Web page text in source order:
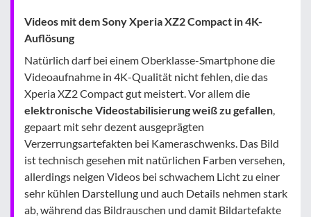
Videos mit dem Sony Xperia XZ2 Compact in 4K-
Auflösung
Natürlich darf bei einem Oberklasse-Smartphone die
Videoaufnahme in 4K-Qualität nicht fehlen, die das
Xperia XZ2 Compact gut meistert. Vor allem die
elektronische Videostabilisierung weiß zu gefallen
gepaart mit sehr dezent ausgeprägten
Verzerrungsartefakten bei Kameraschwenks. Das Bild
ist technisch gesehen mit natürlichen Farben versehen,
allerdings neigen Videos bei schwachem Licht zu einer
sehr kühlen Darstellung und auch Details nehmen stark
ab, während das Bildrauschen und damit Bildartefakte